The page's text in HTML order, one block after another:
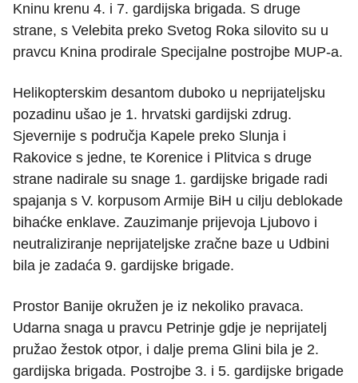
Kninu krenu 4. i 7. gardijska brigada. S druge
strane, s Velebita preko Svetog Roka silovito su u
pravcu Knina prodirale Specijalne postrojbe MUP-a.
Helikopterskim desantom duboko u neprijateljsku
pozadinu ušao je 1. hrvatski gardijski zdrug.
Sjevernije s područja Kapele preko Slunja i
Rakovice s jedne, te Korenice i Plitvica s druge
strane nadirale su snage 1. gardijske brigade radi
spajanja s V. korpusom Armije BiH u cilju deblokade
bihaćke enklave. Zauzimanje prijevoja Ljubovo i
neutraliziranje neprijateljske zračne baze u Udbini
bila je zadaća 9. gardijske brigade.
Prostor Banije okružen je iz nekoliko pravaca.
Udarna snaga u pravcu Petrinje gdje je neprijatelj
pružao žestok otpor, i dalje prema Glini bila je 2.
gardijska brigada. Postrojbe 3. i 5. gardijske brigade